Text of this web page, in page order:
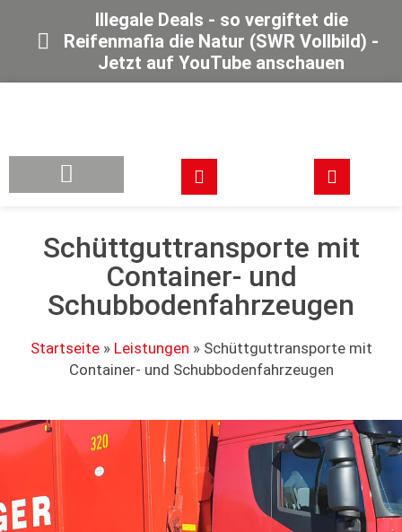
Illegale Deals - so vergiftet die
Reifenmafia die Natur (SWR Vollbild) -
Jetzt auf YouTube anschauen
Schüttguttransporte mit
Container- und
Schubbodenfahrzeugen
Startseite» Leistungen » Schüttguttransporte mit
Container- und Schubbodenfahrzeugen